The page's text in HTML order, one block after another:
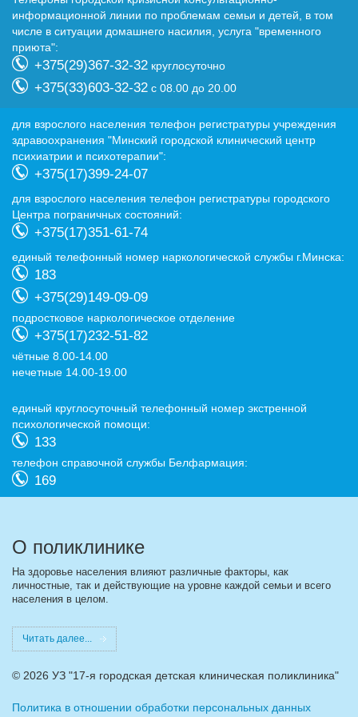
информационной линии по проблемам семьи и детей, в том
числе в ситуации домашнего насилия, услуга "временного
приюта":
+375(29)367-32-32 круглосуточно
+375(33)603-32-32 с 08.00 до 20.00
для взрослого населения телефон регистратуры учреждения
здравоохранения "Минский городской клинический центр
психиатрии и психотерапии":
+375(17)399-24-07
для взрослого населения телефон регистратуры городского
Центра пограничных состояний:
+375(17)351-61-74
eдиный телефонный номер наркологической службы г.Минска:
183
+375(29)149-09-09
подростковое наркологическое отделение
+375(17)232-51-82
чётные 8.00-14.00
нечетные 14.00-19.00
eдиный круглосуточный телефонный номер экстренной
психологической помощи:
133
телефон справочной службы Белфармация:
169
О поликлинике
На здоровье населения влияют различные факторы, как
личностные, так и действующие на уровне каждой семьи и всего
населения в целом.
Читать далее...
© 2026 УЗ "17-я городская детская клиническая поликлиника"
Политика в отношении обработки персональных данных